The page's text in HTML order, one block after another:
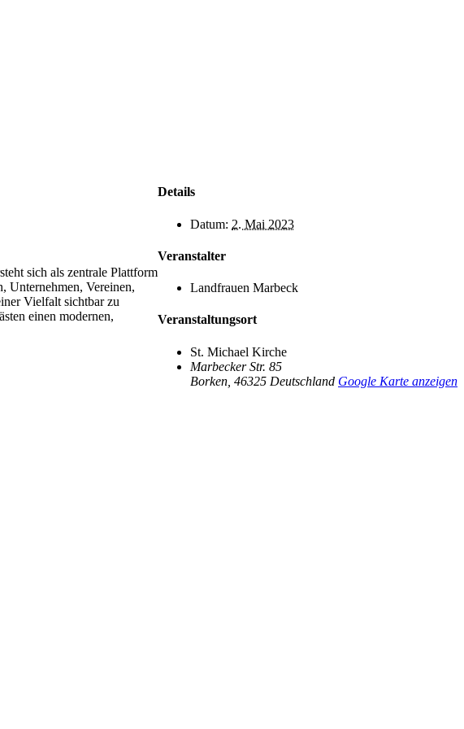
Details
Datum: 2. Mai 2023
Veranstalter
Landfrauen Marbeck
Veranstaltungsort
St. Michael Kirche
Marbecker Str. 85
Borken 46325 Deutschland Google Karte anzeigen
sich als zentrale Plattform
Unternehmen, Vereinen,
Vielfalt sichtbar zu
einen modernen,